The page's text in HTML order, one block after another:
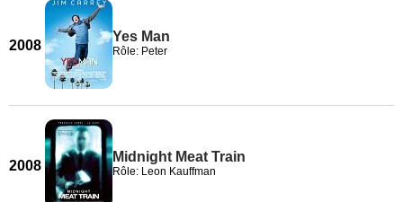
2008
Yes Man
Rôle: Peter
2008
Midnight Meat Train
Rôle: Leon Kauffman